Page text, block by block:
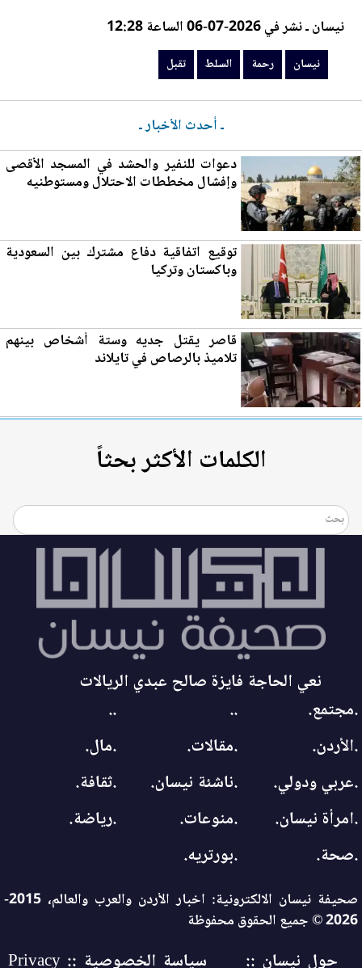
نيسان ـ نشر في 2026-07-06 الساعة 12:28
نيسان رحمة السلط تقبل
ـ أحدث الأخبار ـ
دعوات للنفير والحشد في المسجد الأقصى
وإفشال مخططات الاحتلال ومستوطنيه
توقيع اتفاقية دفاع مشترك بين السعودية
وباكستان وتركيا
قاصر يقتل جديه وستة أشخاص بينهم
تلاميذ بالرصاص في تايلاند
الكلمات الأكثر بحثاً
نعي الحاجة فايزة صالح عبدي الريالات
.مجتمع.
..
..
.الأردن.
.مقالات.
.مال.
.عربي ودولي.
.ناشئة نيسان.
.ثقافة.
.امرأة نيسان.
.منوعات.
.رياضة.
.صحة.
.بورتريه.
صحيفة نيسان الالكترونية: اخبار الأردن والعرب والعالم، 2015-
2026 © جميع الحقوق محفوظة
حول نيسان :: سياسة الخصوصية :: Privacy